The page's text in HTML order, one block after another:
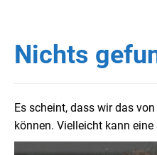
Nichts
Es scheint, dass wir das
können. Vielleicht kann eine